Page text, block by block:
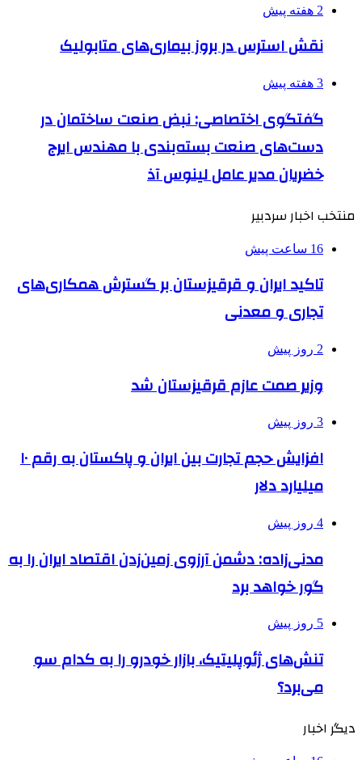
2 هفته پیش
نقش استرس در بروز بیماری‌های متابولیک
3 هفته پیش
گفتگوی اختصاصی: نبض صنعت ساختمان در
دست‌های صنعت بسته‌بندی با مهندس ایرج
خضریان مدیر عامل لینوس آذ
منتخب اخبار سردبیر
16 ساعت پیش
تاکید ایران و قرقیزستان بر گسترش همکاری‌های
تجاری و معدنی
2 روز پیش
وزیر صمت عازم قرقیزستان شد
3 روز پیش
افزایش حجم تجارت بین ایران و پاکستان به رقم ۱۰
میلیارد دلار
4 روز پیش
مدنی‌زاده: دشمن آرزوی زمین‌زدن اقتصاد ایران را به
گور خواهد برد
5 روز پیش
تنش‌های ژئوپلیتیک، بازار خودرو را به کدام سو
می‌برد؟
دیگر اخبار